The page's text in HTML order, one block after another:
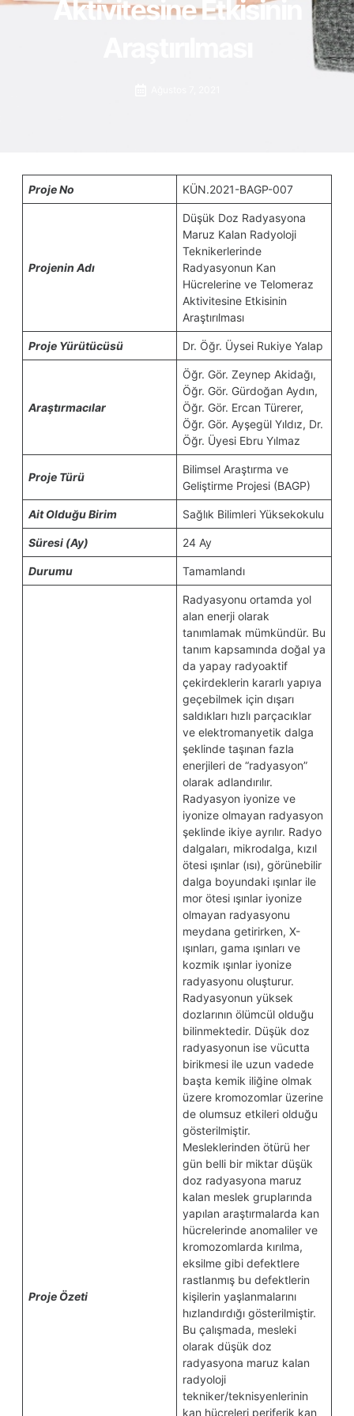
Aktivitesine Etkisinin
Proje No KÜN.2021-BAGP-007
Projenin Adı
Düşük Doz Radyasyona
Maruz Kalan Radyoloji
Teknikerlerinde
Radyasyonun Kan
Hücrelerine ve Telomeraz
Aktivitesine Etkisinin
Araştırılması
Proje Yürütücüsü Dr. Öğr. Üysei Rukiye Yalap
Araştırmacılar
Öğr. Gör. Zeynep Akidağı,
Öğr. Gör. Gürdoğan Aydın,
Öğr. Gör. Ercan Türerer,
Öğr. Gör. Ayşegül Yıldız, Dr.
Öğr. Üyesi Ebru Yılmaz
Proje Türü
Bilimsel Araştırma ve
Geliştirme Projesi (BAGP)
Ait Olduğu Birim Sağlık Bilimleri Yüksekokulu
Süresi (Ay) 24 Ay
Durumu Tamamlandı
Proje Özeti
Radyasyonu ortamda yol
alan enerji olarak
tanımlamak mümkündür. Bu
tanım kapsamında doğal ya
da yapay radyoaktif
çekirdeklerin kararlı yapıya
geçebilmek için dışarı
saldıkları hızlı parçacıklar
ve elektromanyetik dalga
şeklinde taşınan fazla
enerjileri de “radyasyon”
olarak adlandırılır.
Radyasyon iyonize ve
iyonize olmayan radyasyon
şeklinde ikiye ayrılır. Radyo
dalgaları, mikrodalga, kızıl
ötesi ışınlar (ısı), görünebilir
dalga boyundaki ışınlar ile
mor ötesi ışınlar iyonize
olmayan radyasyonu
meydana getirirken, X-
ışınları, gama ışınları ve
kozmik ışınlar iyonize
radyasyonu oluşturur.
Radyasyonun yüksek
dozlarının ölümcül olduğu
bilinmektedir. Düşük doz
radyasyonun ise vücutta
birikmesi ile uzun vadede
başta kemik iliğine olmak
üzere kromozomlar üzerine
de olumsuz etkileri olduğu
gösterilmiştir.
Mesleklerinden ötürü her
gün belli bir miktar düşük
doz radyasyona maruz
kalan meslek gruplarında
yapılan araştırmalarda kan
hücrelerinde anomaliler ve
kromozomlarda kırılma,
eksilme gibi defektlere
rastlanmış bu defektlerin
kişilerin yaşlanmalarını
hızlandırdığı gösterilmiştir.
Bu çalışmada, mesleki
olarak düşük doz
radyasyona maruz kalan
radyoloji
tekniker/teknisyenlerinin
kan hücreleri periferik kan